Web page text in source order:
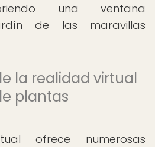
una ventana
de las maravillas
la realidad virtual
plantas
ofrece numerosas